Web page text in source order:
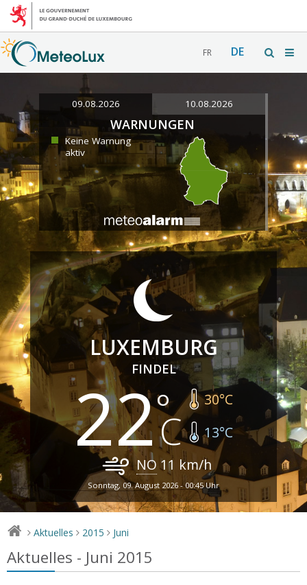
FR DE
09.08.2026 10.08.2026
WARNUNGEN
Keine Warnung
aktiv
LUXEMBURG
FINDEL
22 30°C
13°C
NO 11 km/h
Sonntag, 09. August 2026 - 00:45 Uhr
> Aktuelles > 2015 > Juni
Aktuelles - Juni 2015